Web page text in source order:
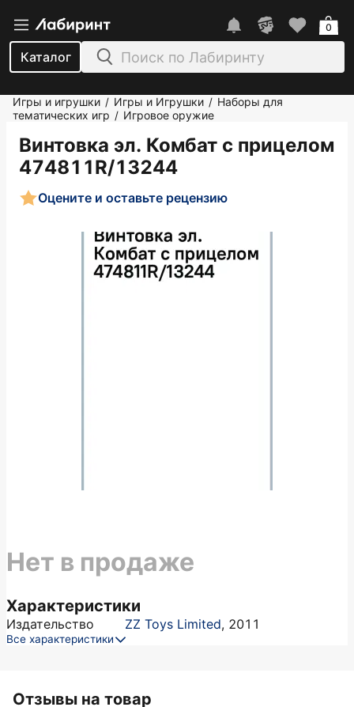
Каталог
0
Игры и игрушки / Игры и Игрушки / Наборы для
тематических игр / Игровое оружие
Винтовка эл. Комбат с прицелом
474811R/13244
Оцените и оставьте рецензию
Характеристики
Издательство ZZ Toys Limited, 2011
Все характеристики
Нет в продаже
Отзывы на товар